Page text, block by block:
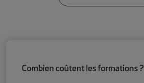
Combien coûtent les formations ?